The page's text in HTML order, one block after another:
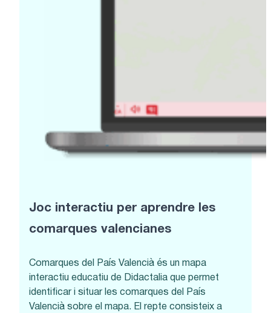
Joc interactiu per aprendre les
comarques valencianes
Comarques del País Valencià és un mapa
interactiu educatiu de Didactalia que permet
identificar i situar les comarques del País
Valencià sobre el mapa. El repte consisteix a